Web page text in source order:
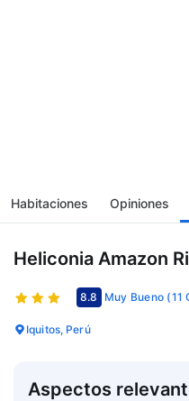
Habitaciones Opiniones
Heliconia Amazon
8.8 Muy Bueno (11
Iquitos, Perú
Aspectos